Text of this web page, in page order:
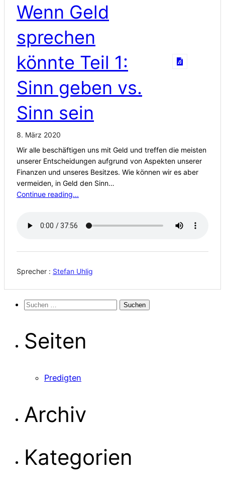
Wenn Geld
sprechen
könnte Teil 1:
Sinn geben vs.
Sinn sein
8. März 2020
Wir alle beschäftigen uns mit Geld und treffen die meisten
unserer Entscheidungen aufgrund von Aspekten unserer
Finanzen und unseres Besitzes. Wie können wir es aber
vermeiden, in Geld den Sinn…
Continue reading...
Sprecher : Stefan Uhlig
Suchen
Seiten
Predigten
Archiv
Kategorien